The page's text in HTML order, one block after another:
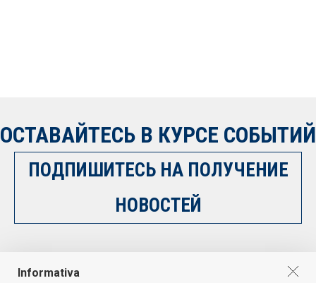
ОСТАВАЙТЕСЬ В КУРСЕ СОБЫТИЙ
ПОДПИШИТЕСЬ НА ПОЛУЧЕНИЕ
НОВОСТЕЙ
Informativa